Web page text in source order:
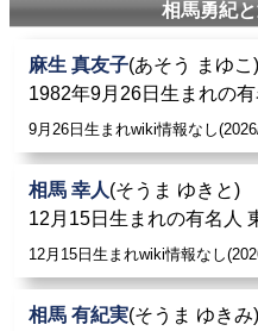
相馬勇紀
麻生 真友子(あそう まゆこ)
1982年9月26日生まれの
9月26日生まれwiki情報なし
相馬 幸人(そうま ゆきと)
12月15日生まれの有名人
12月15日生まれwiki情報なし
相馬 有紀実(そうま ゆきみ)